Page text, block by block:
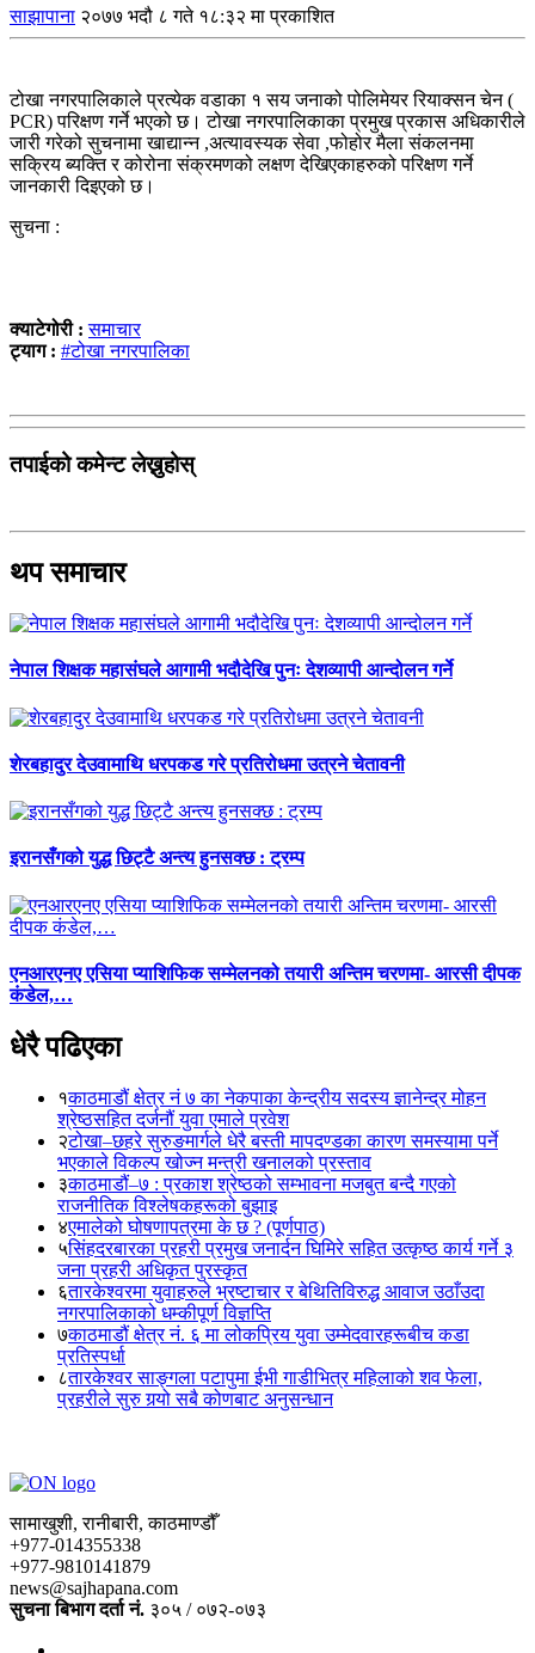
साझापाना २०७७ भदौ ८ गते १८:३२ मा प्रकाशित
टोखा नगरपालिकाले प्रत्येक वडाका १ सय जनाको पोलिमेयर रियाक्सन चेन (
PCR) परिक्षण गर्ने भएको छ। टोखा नगरपालिकाका प्रमुख प्रकास अधिकारीले
जारी गरेको सुचनामा खाद्यान्न ,अत्यावस्यक सेवा ,फोहोर मैला संकलनमा
सक्रिय ब्यक्ति र कोरोना संक्रमणको लक्षण देखिएकाहरुको परिक्षण गर्ने
जानकारी दिइएको छ।
सुचना :
क्याटेगोरी :समाचार
ट्याग : #टोखा नगरपालिका
तपाईको कमेन्ट लेख्नुहोस्
थप समाचार
नेपाल शिक्षक महासंघले आगामी भदौदेखि पुनः देशव्यापी आन्दोलन गर्ने
शेरबहादुर देउवामाथि धरपकड गरे प्रतिरोधमा उत्रने चेतावनी
इरानसँगको युद्ध छिट्टै अन्त्य हुनसक्छ : ट्रम्प
एनआरएनए एसिया प्याशिफिक सम्मेलनको तयारी अन्तिम चरणमा- आरसी दीपक
कंडेल,…
धेरै पढिएका
१काठमाडौं क्षेत्र नं ७ का नेकपाका केन्द्रीय सदस्य ज्ञानेन्द्र मोहन
श्रेष्ठसहित दर्जनौं युवा एमाले प्रवेश
२टोखा–छहरे सुरुङमार्गले धेरै बस्ती मापदण्डका कारण समस्यामा पर्ने
भएकाले विकल्प खोज्न मन्त्री खनालको प्रस्ताव
३काठमाडौं–७ : प्रकाश श्रेष्ठको सम्भावना मजबुत बन्दै गएको
राजनीतिक विश्लेषकहरूको बुझाइ
४एमालेको घोषणापत्रमा के छ ? (पूर्णपाठ)
५सिंहदरबारका प्रहरी प्रमुख जनार्दन घिमिरे सहित उत्कृष्ठ कार्य गर्ने ३
जना प्रहरी अधिकृत पुरस्कृत
६तारकेश्वरमा युवाहरुले भ्रष्टाचार र बेथितिविरुद्ध आवाज उठाँउदा
नगरपालिकाको धम्कीपूर्ण विज्ञप्ति
७काठमाडौं क्षेत्र नं. ६ मा लोकप्रिय युवा उम्मेदवारहरूबीच कडा
प्रतिस्पर्धा
८तारकेश्वर साङ्गला पटापुमा ईभी गाडीभित्र महिलाको शव फेला,
प्रहरीले सुरु गर्‍यो सबै कोणबाट अनुसन्धान
सामाखुशी, रानीबारी, काठमाण्डौँ
+977-014355338
+977-9810141879
news@sajhapana.com
सुचना बिभाग दर्ता नं. ३०५ / ०७२-०७३